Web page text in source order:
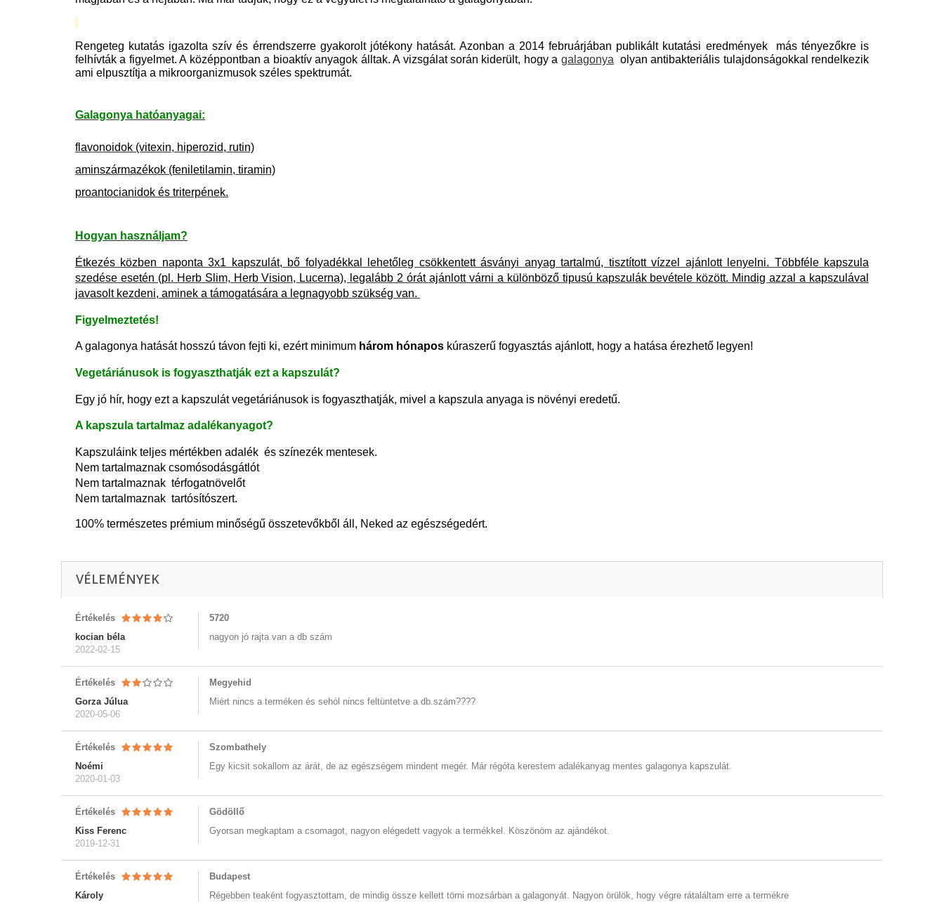
Rengeteg kutatás igazolta szív és érrendszerre gyakorolt jótékony hatását. Azonban a 2014 februárjában publikált kutatási eredmények más tényezőkre is
felhívták a figyelmet. A középpontban a bioaktív anyagok álltak. A vizsgálat során kiderült, hogy a galagonya olyan antibakteriális tulajdonságokkal rendelkezik
ami elpusztítja a mikroorganizmusok széles spektrumát.
Galagonya hatóanyagai:
flavonoidok (vitexin, hiperozid, rutin)
aminszármazékok (feniletilamin, tiramin)
proantocianidok és triterpének.
Hogyan használjam?
Étkezés közben naponta 3x1 kapszulát, bő folyadékkal lehetőleg csökkentett ásványi anyag tartalmú, tisztított vízzel ajánlott lenyelni. Többféle kapszula
szedése esetén (pl. Herb Slim, Herb Vision, Lucerna), legalább 2 órát ajánlott várni a különböző tipusú kapszulák bevétele között. Mindig azzal a kapszulával
javasolt kezdeni, aminek a támogatására a legnagyobb szükség van.
Figyelmeztetés!
A galagonya hatását hosszú távon fejti ki, ezért minimum három hónapos kúraszerű fogyasztás ajánlott, hogy a hatása érezhető legyen!
Vegetáriánusok is fogyaszthatják ezt a kapszulát?
Egy jó hír, hogy ezt a kapszulát vegetáriánusok is fogyaszthatják, mivel a kapszula anyaga is növényi eredetű.
A kapszula tartalmaz adalékanyagot?
Kapszuláink teljes mértékben adalék és színezék mentesek.
Nem tartalmaznak csomósodásgátlót
Nem tartalmaznak térfogatnövelőt
Nem tartalmaznak tartósítószert.
100% természetes prémium minőségű összetevőkből áll, Neked az egészségedért.
VÉLEMÉNYEK
Értékelés
kocian béla
2022-02-15
5720
nagyon jó rajta van a db szám
Értékelés
Gorza Júlua
2020-05-06
Megyehid
Miért nincs a terméken és sehól nincs feltüntetve a db.szám????
Értékelés
Noémi
2020-01-03
Szombathely
Egy kicsit sokallom az árát, de az egészségem mindent megér. Már régóta kerestem adalékanyag mentes galagonya kapszulát.
Értékelés
Kiss Ferenc
2019-12-31
Gödöllő
Gyorsan megkaptam a csomagot, nagyon elégedett vagyok a termékkel. Köszönöm az ajándékot.
Értékelés
Károly
Budapest
Régebben teaként fogyasztottam, de mindig össze kellett törni mozsárban a galagonyát. Nagyon örülök, hogy végre rátaláltam erre a termékre